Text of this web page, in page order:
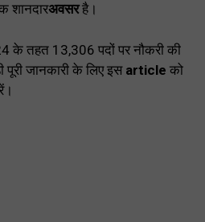
शानदारअवसरहै।
के तहत 13,306 पदों पर नौकरी की
जानकारी के लिए इसarticle को